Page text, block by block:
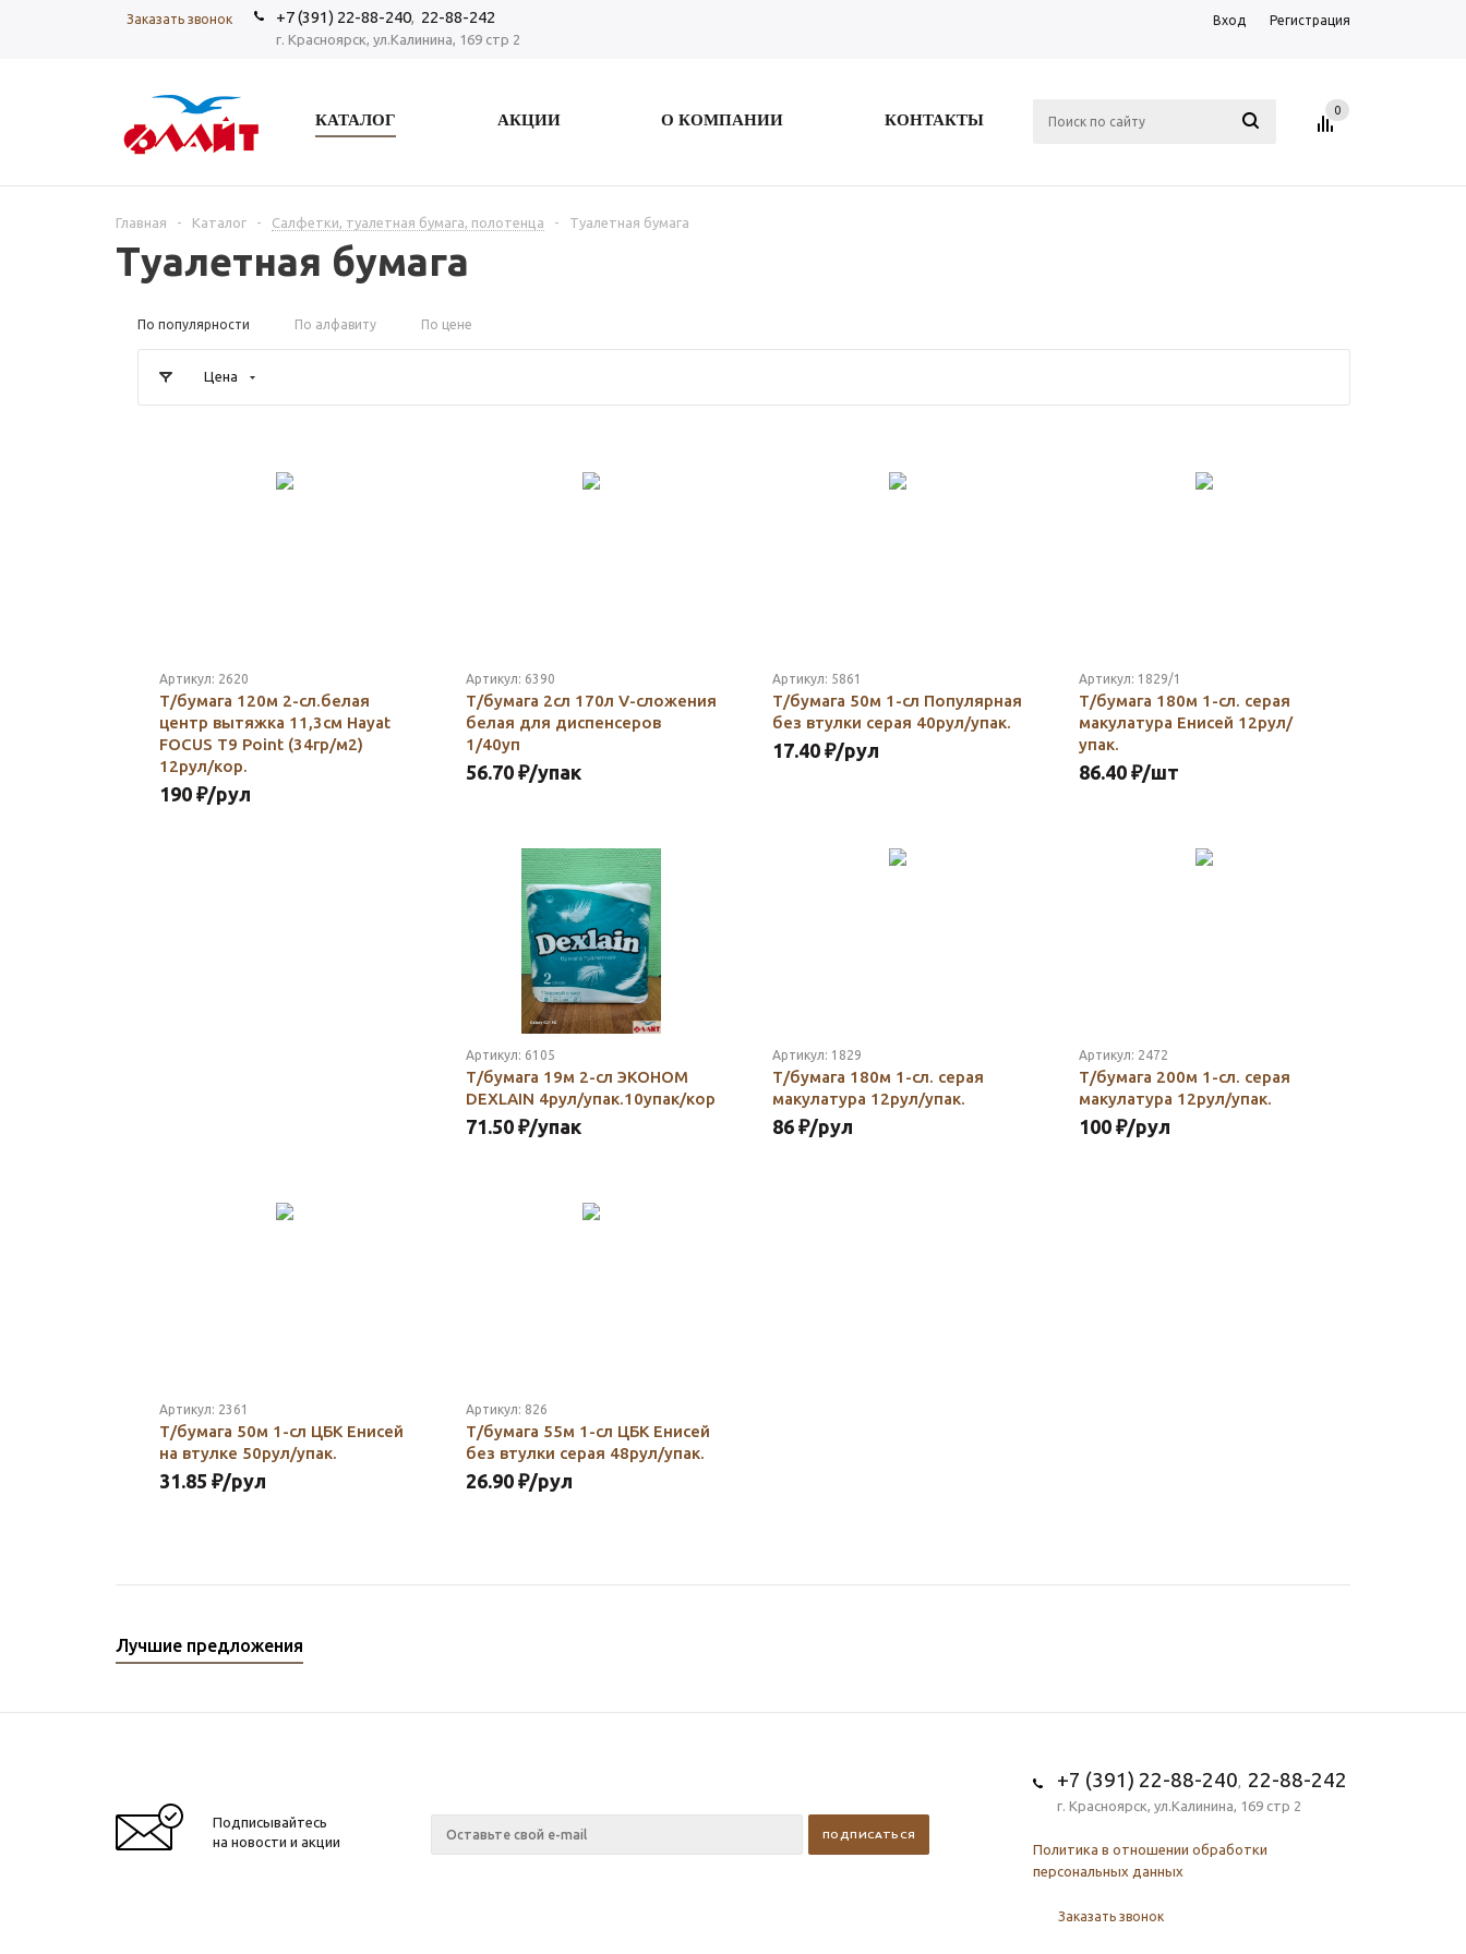
+7 (391) 22-88-240, 22-88-242
г. Красноярск, ул.Калинина, 169 стр 2
Заказать звонок Вход Регистрация
КАТАЛОГ АКЦИИ О КОМПАНИИ КОНТАКТЫ
0
Главная - Каталог - Салфетки, туалетная бумага, полотенца - Туалетная бумага
Туалетная бумага
По популярности По алфавиту По цене
Цена
Артикул: 2620
Т/бумага 120м 2-сл.белая
центр вытяжка 11,3см Hayat
FOCUS T9 Point (34гр/м2)
12рул/кор.
190 ₽/рул
Артикул: 6390
Т/бумага 2сл 170л V-сложения
белая для диспенсеров
1/40уп
56.70 ₽/упак
Артикул: 5861
Т/бумага 50м 1-сл Популярная
без втулки серая 40рул/упак.
17.40 ₽/рул
Артикул: 1829/1
Т/бумага 180м 1-сл. серая
макулатура Енисей 12рул/
упак.
86.40 ₽/шт
Артикул: 6105
Т/бумага 19м 2-сл ЭКОНОМ
DEXLAIN 4рул/упак.10упак/кор
71.50 ₽/упак
Артикул: 1829
Т/бумага 180м 1-сл. серая
макулатура 12рул/упак.
86 ₽/рул
Артикул: 2472
Т/бумага 200м 1-сл. серая
макулатура 12рул/упак.
100 ₽/рул
Артикул: 2361
Т/бумага 50м 1-сл ЦБК Енисей
на втулке 50рул/упак.
31.85 ₽/рул
Артикул: 826
Т/бумага 55м 1-сл ЦБК Енисей
без втулки серая 48рул/упак.
26.90 ₽/рул
Лучшие предложения
Подписывайтесь
на новости и акции
+7 (391) 22-88-240, 22-88-242
г. Красноярск, ул.Калинина, 169 стр 2
Политика в отношении обработки
персональных данных
Заказать звонок